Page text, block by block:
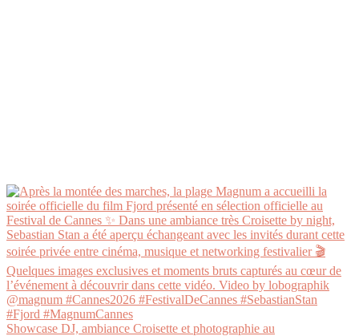
Showcase DJ, ambiance Croisette et photographie au